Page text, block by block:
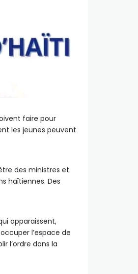
faire pour
les jeunes peuvent
des ministres et
haïtiennes. Des
apparaissent,
l’espace de
l’ordre dans la